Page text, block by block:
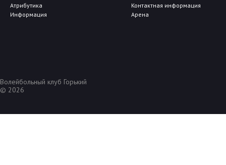
Атрибутика
Информация
Контактная информация
Арена
Волейбольный клуб Горький
© 2026